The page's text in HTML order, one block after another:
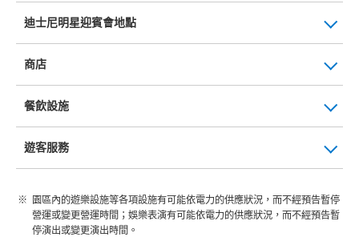
迪士尼明星迎賓會地點
商店
餐飲設施
遊客服務
園區內的遊樂設施等各項設施有可能依電力的供應狀況，而不經預告暫停
營運或變更營運時間；娛樂表演有可能依電力的供應狀況，而不經預告暫
停演出或變更演出時間。